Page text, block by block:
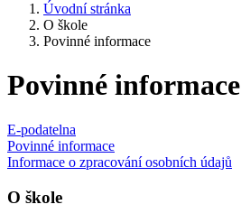
Úvodní stránka
O škole
Povinné informace
Povinné informace
E-podatelna
Povinné informace
Informace o zpracování osobních údajů
O škole